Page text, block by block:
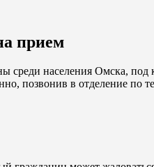
прием
среди населения Омска,
позвонив в отделение по